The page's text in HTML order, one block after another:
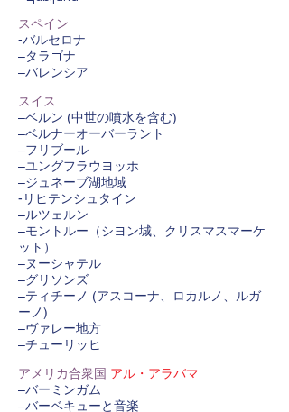
スペイン
-バルセロナ
–タラゴナ
–バレンシア
スイス
–ベルン (中世の噴水を含む)
–ベルナーオーバーラント
–フリブール
–ユングフラウヨッホ
–ジュネーブ湖地域
-リヒテンシュタイン
–ルツェルン
–モントルー（シヨン城、クリスマスマーケ
ット）
–ヌーシャテル
–グリソンズ
–ティチーノ (アスコーナ、ロカルノ、ルガ
ーノ)
–ヴァレー地方
–チューリッヒ
アメリカ合衆国 アル・アラバマ
–バーミンガム
–バーベキューと音楽